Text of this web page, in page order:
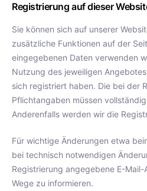
Registrierung auf dieser
Sie können sich auf unserer
zusätzliche Funktionen auf der
eingegebenen Daten verwenden
Nutzung des jeweiligen
sich registriert haben. Die bei der
Pflichtangaben müssen
Anderenfalls werden wir die
Für wichtige Änderungen etwa
bei technisch notwendigen
Registrierung angegebene E-
Wege zu informieren.